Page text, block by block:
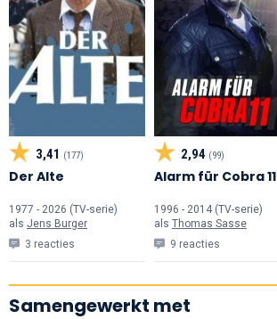
3,41 (177)
Der Alte
1977 - 2026 (TV-serie)
als Jens Burger
3 reacties
2,94 (99)
Alarm für Cobra 11
1996 - 2014 (TV-serie)
als Thomas Sasse
9 reacties
Samengewerkt met